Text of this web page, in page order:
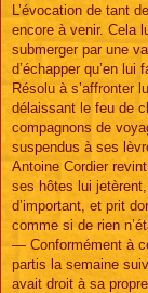
L’évocation de tant
encore à venir. Cela
submerger par une
d’échapper qu’en
Résolu à s’affronter
délaissant le feu de
compagnons de
suspendus à ses
Antoine Cordier
ses hôtes lui
d’important, et prit
comme si de rien
— Conformément à
partis la semaine
avait droit à sa